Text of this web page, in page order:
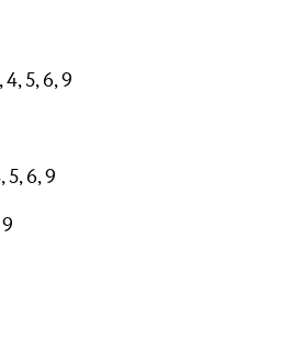
5, 6, 9
5, 6, 9